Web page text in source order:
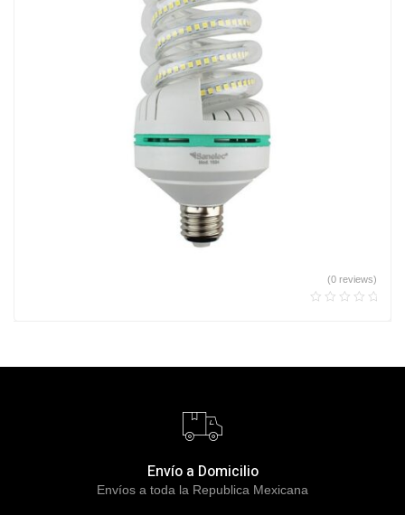
(0 reviews)
Envío a Domicilio
Envíos a toda la Republica Mexicana